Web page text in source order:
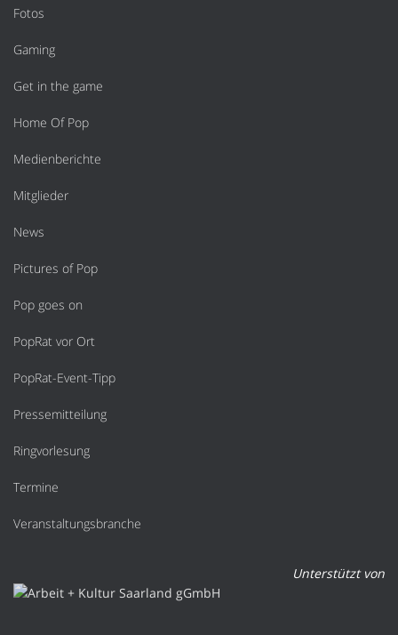
Fotos
Gaming
Get in the game
Home Of Pop
Medienberichte
Mitglieder
News
Pictures of Pop
Pop goes on
PopRat vor Ort
PopRat-Event-Tipp
Pressemitteilung
Ringvorlesung
Termine
Veranstaltungsbranche
Unterstützt von